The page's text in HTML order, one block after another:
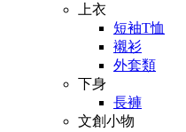
上衣
短袖T恤
襯衫
外套類
下身
長褲
文創小物